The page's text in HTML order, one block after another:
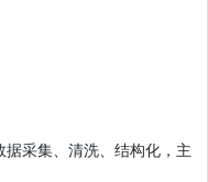
采集、清洗、结构化，主